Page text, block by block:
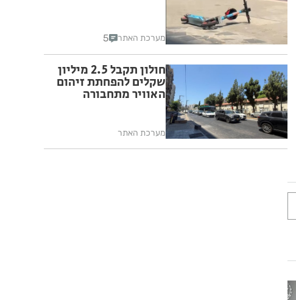
מערכת האתר 5
חולון תקבל 2.5 מיליון
שקלים להפחתת זיהום
האוויר מתחבורה
מערכת האתר